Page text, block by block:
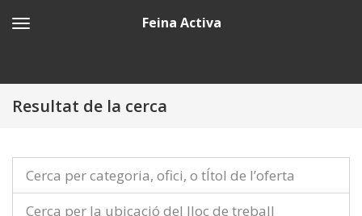
Feina Activa
Resultat de la cerca